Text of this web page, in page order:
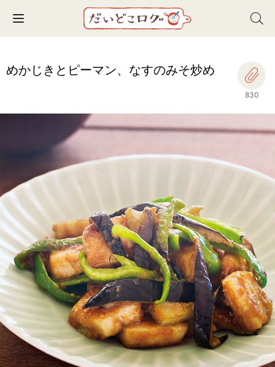
Toggle navigation
めかじきとピーマン、なすのみそ炒め
830